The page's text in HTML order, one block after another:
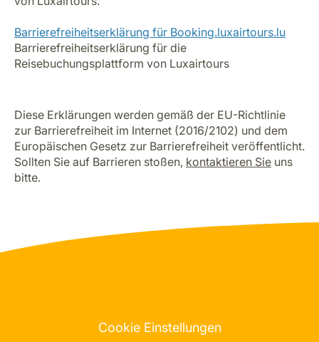
Barrierefreiheitserklärung für Booking.luxairtours.lu
Barrierefreiheitserklärung für die
Reisebuchungsplattform von Luxairtours
Diese Erklärungen werden gemäß der EU-Richtlinie
zur Barrierefreiheit im Internet (2016/2102) und dem
Europäischen Gesetz zur Barrierefreiheit veröffentlicht.
Sollten Sie auf Barrieren stoßen, kontaktieren Sie uns
bitte.
Cookie Einstellungen